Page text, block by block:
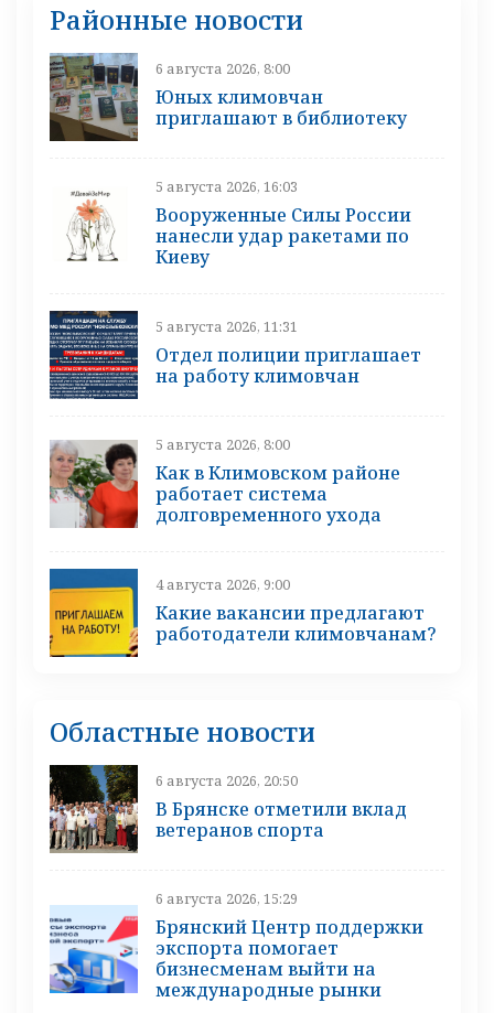
Районные новости
6 августа 2026, 8:00
Юных климовчан
приглашают в библиотеку
5 августа 2026, 16:03
Вооруженные Силы России
нанесли удар ракетами по
Киеву
5 августа 2026, 11:31
Отдел полиции приглашает
на работу климовчан
5 августа 2026, 8:00
Как в Климовском районе
работает система
долговременного ухода
4 августа 2026, 9:00
Какие вакансии предлагают
работодатели климовчанам?
Областные новости
6 августа 2026, 20:50
В Брянске отметили вклад
ветеранов спорта
6 августа 2026, 15:29
Брянский Центр поддержки
экспорта помогает
бизнесменам выйти на
международные рынки